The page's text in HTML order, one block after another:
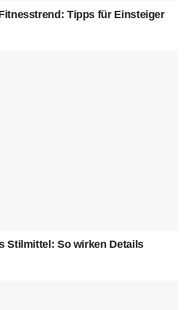
Tipps für Einsteiger
Stilmittel: So wirken Details